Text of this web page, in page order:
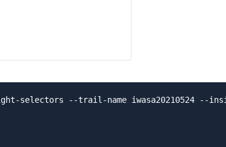
selectors --trail-name iwasa20210524 --